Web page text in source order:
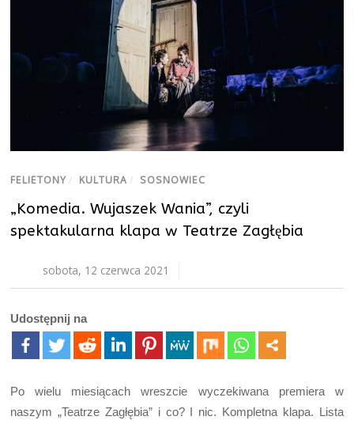
FELIETONY / KULTURA / SOSNOWIEC
„Komedia. Wujaszek Wania”, czyli
spektakularna klapa w Teatrze Zagłębia
sobota, 12 czerwca 2021
Udostępnij na
Po wielu miesiącach wreszcie wyczekiwana premiera w
naszym „Teatrze Zagłębia” i co? I nic. Kompletna klapa. Lista